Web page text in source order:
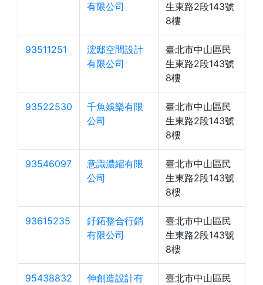
有限公司
生東路2段143號
8樓
93511251
浤邸空間設計
有限公司
臺北市中山區民
生東路2段143號
8樓
93522530
千魚娛樂有限
公司
臺北市中山區民
生東路2段143號
8樓
93546097
意識濃縮有限
公司
臺北市中山區民
生東路2段143號
8樓
93615235
釨鉐整合行銷
有限公司
臺北市中山區民
生東路2段143號
8樓
95438832
伸創造設計有
臺北市中山區民